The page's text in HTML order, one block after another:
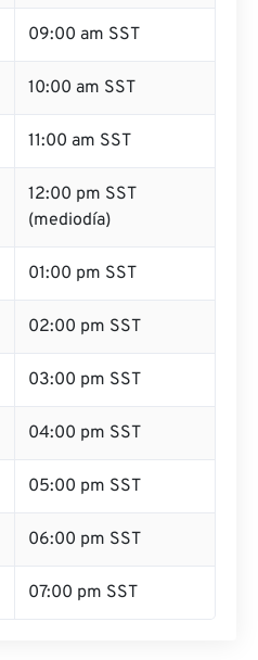
09:00 am SST
10:00 am SST
11:00 am SST
12:00 pm SST
(mediodía)
01:00 pm SST
02:00 pm SST
03:00 pm SST
04:00 pm SST
05:00 pm SST
06:00 pm SST
07:00 pm SST